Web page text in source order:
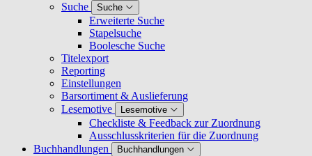
Suche
Suche
Erweiterte Suche
Stapelsuche
Boolesche Suche
Titelexport
Reporting
Einstellungen
Barsortiment & Auslieferung
Lesemotive
Lesemotive
Checkliste & Feedback zur Zuordnung
Ausschlusskriterien für die Zuordnung
Buchhandlungen
Buchhandlungen